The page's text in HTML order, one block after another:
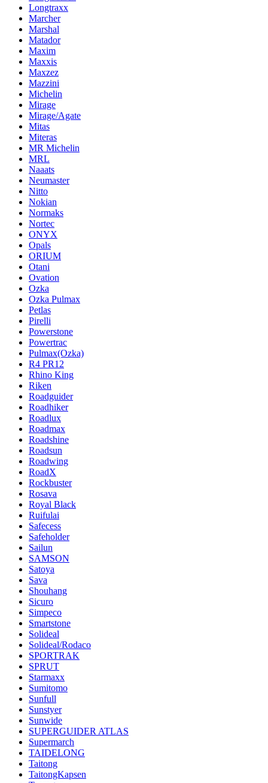
Longtraxx
Marcher
Marshal
Matador
Maxim
Maxxis
Maxzez
Mazzini
Michelin
Mirage
Mirage/Agate
Mitas
Miteras
MR Michelin
MRL
Naaats
Neumaster
Nitto
Nokian
Normaks
Nortec
ONYX
Opals
ORIUM
Otani
Ovation
Ozka
Ozka Pulmax
Petlas
Pirelli
Powerstone
Powertrac
Pulmax(Ozka)
R4 PR12
Rhino King
Riken
Roadguider
Roadhiker
Roadlux
Roadmax
Roadshine
Roadsun
Roadwing
RoadX
Rockbuster
Rosava
Royal Black
Ruifulai
Safecess
Safeholder
Sailun
SAMSON
Satoya
Sava
Shouhang
Sicuro
Simpeco
Smartstone
Solideal
Solideal/Rodaco
SPORTRAK
SPRUT
Starmaxx
Sumitomo
Sunfull
Sunstyer
Sunwide
SUPERGUIDER ATLAS
Supermarch
TAIDELONG
Taitong
TaitongKapsen